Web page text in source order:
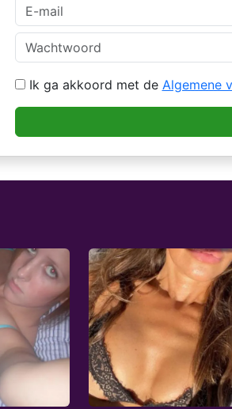
Ik ga akkoord met de Algemene